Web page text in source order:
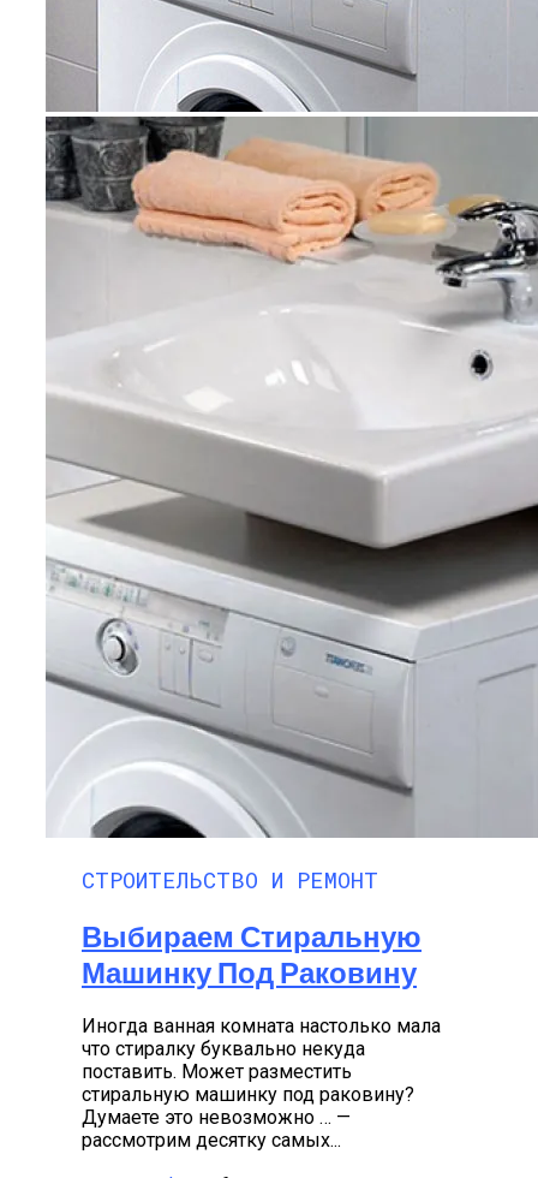
СТРОИТЕЛЬСТВО И РЕМОНТ
Выбираем Стиральную
Машинку Под Раковину
Иногда ванная комната настолько мала
что стиралку буквально некуда
поставить. Может разместить
стиральную машинку под раковину?
Думаете это невозможно … —
рассмотрим десятку самых...